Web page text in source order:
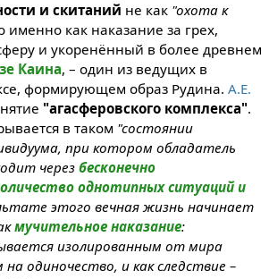
и скитаний не как "охота к
именно как наказание за грех,
и укоренённый в более древнем
Каина, – один из ведущих в
формирую­щем образ Рудина. А.Е.
"агасферовского комплекса".
в таком "состоянии
при котором обладатель
через бесконечно
однотипных ситуаций и
этого вечная жизнь начинает
мучительное наказание:
изолированным от мира
одиночество, и как следствие –